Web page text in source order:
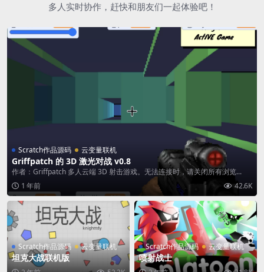
多人实时协作，赶快和朋友们一起体验吧！
Scratch作品源码 云变量联机
Griffpatch 的 3D 激光对战 v0.8
作者：Griffpatch 多人云端 3D 射击游戏。无法连接时，请关闭所有浏览...
1 年前
42.6K
Scratch作品源码 云变量联机
坦克大战联机版
Scratch作品源码 云变量联机
喷射战士